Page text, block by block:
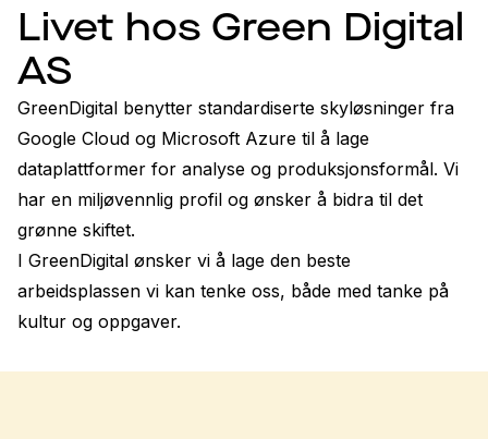
Livet hos Green Digital
AS
GreenDigital benytter standardiserte skyløsninger fra
Google Cloud og Microsoft Azure til å lage
dataplattformer for analyse og produksjonsformål. Vi
har en miljøvennlig profil og ønsker å bidra til det
grønne skiftet.
I GreenDigital ønsker vi å lage den beste
arbeidsplassen vi kan tenke oss, både med tanke på
kultur og oppgaver.